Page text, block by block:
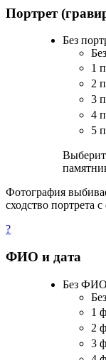
Портрет
Без
1
2
3
4
5
Фотография
сходство портрета
?
ФИО и дата
Без
1
2
3